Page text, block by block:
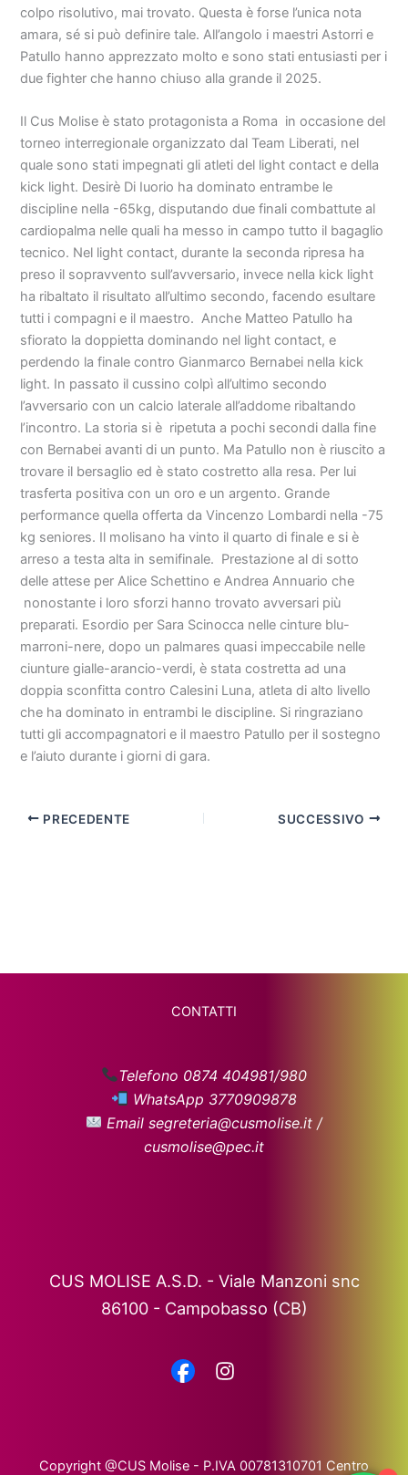
colpo risolutivo, mai trovato. Questa è forse l’unica nota
amara, sé si può definire tale. All’angolo i maestri Astorri e
Patullo hanno apprezzato molto e sono stati entusiasti per i
due fighter che hanno chiuso alla grande il 2025.
Il Cus Molise è stato protagonista a Roma in occasione del
torneo interregionale organizzato dal Team Liberati, nel
quale sono stati impegnati gli atleti del light contact e della
kick light. Desirè Di Iuorio ha dominato entrambe le
discipline nella -65kg, disputando due finali combattute al
cardiopalma nelle quali ha messo in campo tutto il bagaglio
tecnico. Nel light contact, durante la seconda ripresa ha
preso il sopravvento sull’avversario, invece nella kick light
ha ribaltato il risultato all’ultimo secondo, facendo esultare
tutti i compagni e il maestro. Anche Matteo Patullo ha
sfiorato la doppietta dominando nel light contact, e
perdendo la finale contro Gianmarco Bernabei nella kick
light. In passato il cussino colpì all’ultimo secondo
l’avversario con un calcio laterale all’addome ribaltando
l’incontro. La storia si è ripetuta a pochi secondi dalla fine
con Bernabei avanti di un punto. Ma Patullo non è riuscito a
trovare il bersaglio ed è stato costretto alla resa. Per lui
trasferta positiva con un oro e un argento. Grande
performance quella offerta da Vincenzo Lombardi nella -75
kg seniores. Il molisano ha vinto il quarto di finale e si è
arreso a testa alta in semifinale. Prestazione al di sotto
delle attese per Alice Schettino e Andrea Annuario che
nonostante i loro sforzi hanno trovato avversari più
preparati. Esordio per Sara Scinocca nelle cinture blu-
marroni-nere, dopo un palmares quasi impeccabile nelle
ciunture gialle-arancio-verdi, è stata costretta ad una
doppia sconfitta contro Calesini Luna, atleta di alto livello
che ha dominato in entrambi le discipline. Si ringraziano
tutti gli accompagnatori e il maestro Patullo per il sostegno
e l’aiuto durante i giorni di gara.
PRECEDENTE SUCCESSIVO
CONTATTI
Telefono 0874 404981/980
WhatsApp 3770909878
Email segreteria@cusmolise.it /
cusmolise@pec.it
CUS MOLISE A.S.D. - Viale Manzoni snc
86100 - Campobasso (CB)
Copyright @CUS Molise - P.IVA 00781310701 Centro